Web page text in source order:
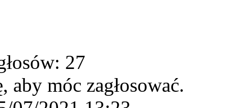
27
aby móc zagłosować.